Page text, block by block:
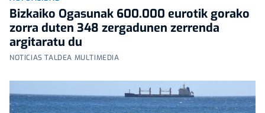
Bizkaiko Ogasunak 600.000 eurotik gorako
zorra duten 348 zergadunen zerrenda
argitaratu du
NOTICIAS TALDEA MULTIMEDIA